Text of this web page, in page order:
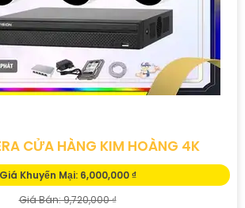
CỬA HÀNG KIM HOÀNG 4K
Giá Khuyến Mại: 6,000,000 ₫
Giá Bán: 9,720,000 ₫